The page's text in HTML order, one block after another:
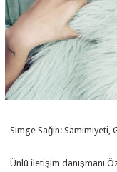
Simge Sağın: Samimiyeti,
Ünlü iletişim danışmanı